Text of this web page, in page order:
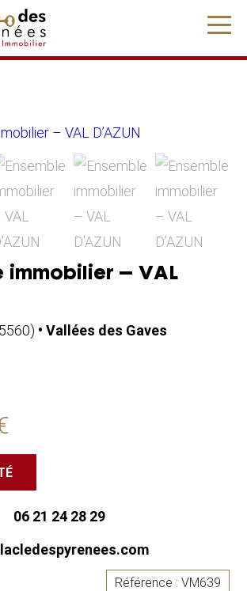
immobilier – VAL
• Vallées des Gaves
06 21 24 28 29
Référence : VM639